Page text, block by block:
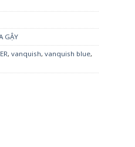
GẬY
, vanquish, vanquish blue,